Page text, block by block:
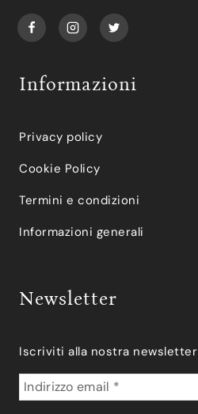
Informazioni
Privacy policy
Cookie Policy
Termini e condizioni
Informazioni generali
Newsletter
Iscriviti alla nostra newsletter